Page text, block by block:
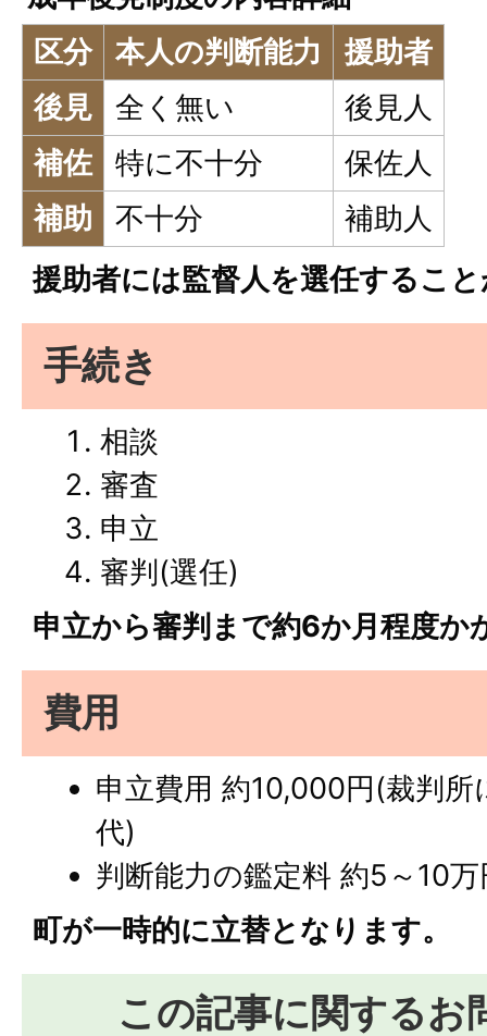
区分
本人の判断能力
援助者
後見
全く無い
後見人
補佐
特に不十分
保佐人
補助
不十分
補助人
援助者には監督人を選任するこ
手続き
相談
審査
申立
審判(選任)
申立から審判まで約6か月程度か
費用
申立費用 約10,000円(裁判所
代)
判断能力の鑑定料 約5～10
町が一時的に立替となります。
この記事に関するお